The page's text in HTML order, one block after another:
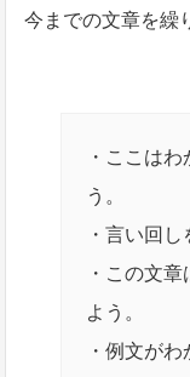
今までの文章を繰
・ここは
う。
・言い回
・この文
よう。
・例文が